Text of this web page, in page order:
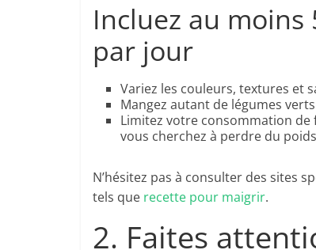
Incluez au
par jour
Variez les couleurs, textures et
Mangez autant de légumes
Limitez votre consommation de
vous cherchez à perdre du
N’hésitez pas à consulter des sites
tels que recette pour maigrir.
2. Faites